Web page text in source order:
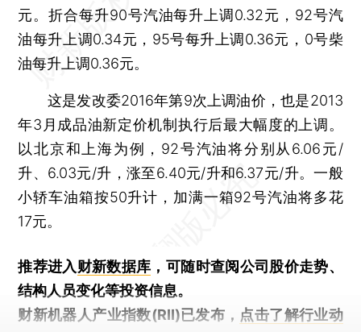
元。折合每升90号汽油每升上调0.32元，92号汽
油每升上调0.34元，95号每升上调0.36元，0号柴
油每升上调0.36元。
这是发改委2016年第9次上调油价，也是2013
年3月成品油新定价机制执行后最大幅度的上调。
以北京和上海为例，92号汽油将分别从6.06元/
升、6.03元/升，涨至6.40元/升和6.37元/升。一般
小轿车油箱按50升计，加满一箱92号汽油将多花
17元。
推荐进入财新数据库 ，可随时查阅公司股价走势、
结构人员变化等投资信息。
财新机器人产业指数(RII)已发布， 点击了解行业动